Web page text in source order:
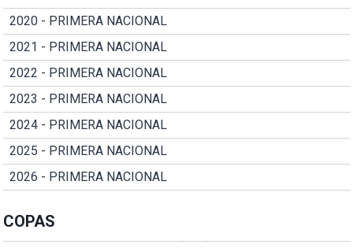
2020 - PRIMERA NACIONAL
2021 - PRIMERA NACIONAL
2022 - PRIMERA NACIONAL
2023 - PRIMERA NACIONAL
2024 - PRIMERA NACIONAL
2025 - PRIMERA NACIONAL
2026 - PRIMERA NACIONAL
COPAS